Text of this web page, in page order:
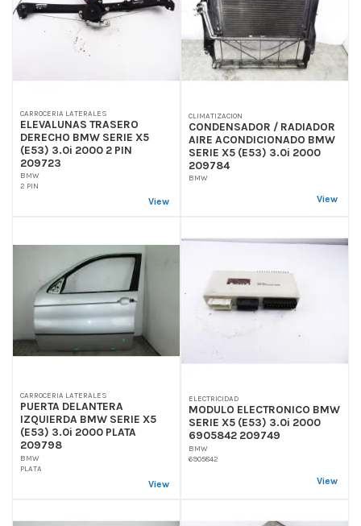
CARROCERIA LATERALES
ELEVALUNAS TRASERO
DERECHO BMW SERIE X5
(E53) 3.0i 2000 2 PIN
209723
BMW
2 PIN
View
CLIMATIZACION
CONDENSADOR / RADIADOR
AIRE ACONDICIONADO BMW
SERIE X5 (E53) 3.0i 2000
209784
BMW
View
CARROCERIA LATERALES
PUERTA DELANTERA
IZQUIERDA BMW SERIE X5
(E53) 3.0i 2000 PLATA
209798
BMW
PLATA
View
ELECTRICIDAD
MODULO ELECTRONICO BMW
SERIE X5 (E53) 3.0i 2000
6905842 209749
BMW
6905842
View